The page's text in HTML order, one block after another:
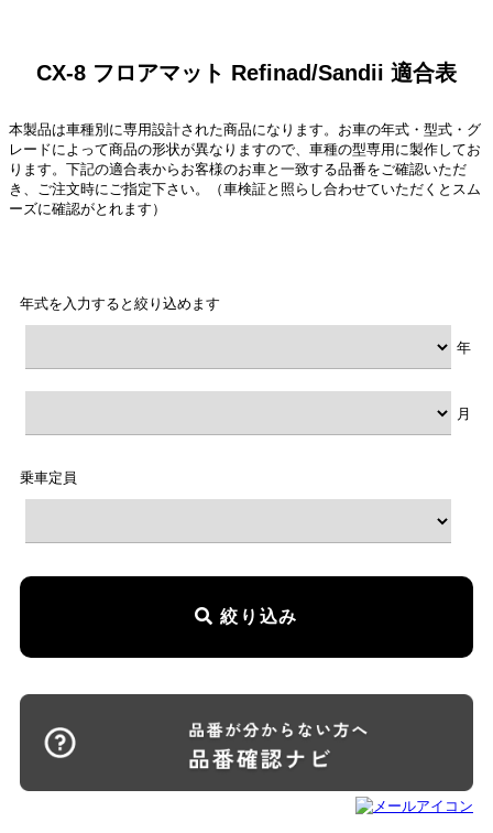
CX-8 フロアマット Refinad/Sandii 適合表
本製品は車種別に専用設計された商品になります。お車の年式・型式・グ
レードによって商品の形状が異なりますので、車種の型専用に製作してお
ります。下記の適合表からお客様のお車と一致する品番をご確認いただ
き、ご注文時にご指定下さい。（車検証と照らし合わせていただくとスム
ーズに確認がとれます）
年式を入力すると絞り込めます
年
月
乗車定員
絞り込み